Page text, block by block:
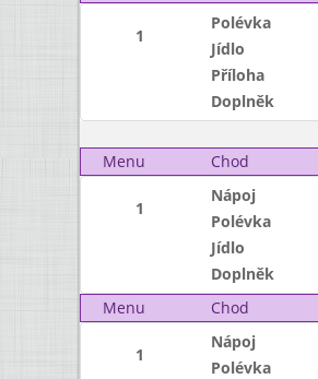
1
Polévka
Jídlo
Příloha
Doplněk
Menu
Chod
1
Nápoj
Polévka
Jídlo
Doplněk
Menu
Chod
1
Nápoj
Polévka